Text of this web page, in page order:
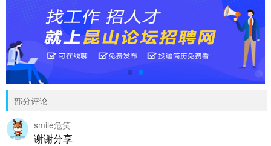
部分评论
smile危笑
谢谢分享